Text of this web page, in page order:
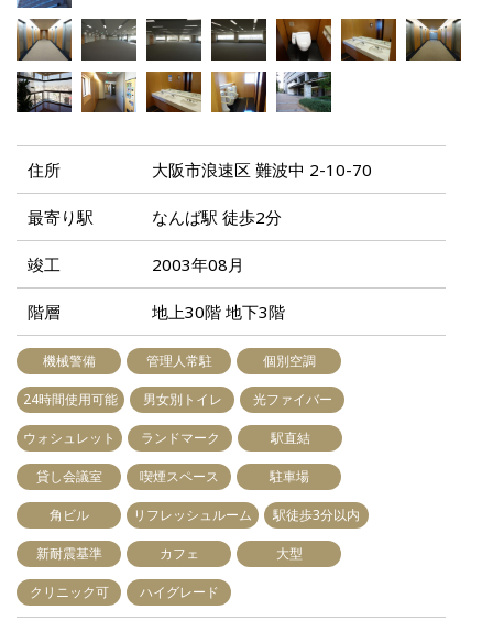
住所 大阪市浪速区 難波中 2-10-70
最寄り駅 なんば駅 徒歩2分
竣工 2003年08月
階層 地上30階 地下3階
機械警備 管理人常駐 個別空調
24時間使用可能 男女別トイレ 光ファイバー
ウォシュレット ランドマーク 駅直結
貸し会議室 喫煙スペース 駐車場
角ビル リフレッシュルーム 駅徒歩3分以内
新耐震基準 カフェ 大型
クリニック可 ハイグレード